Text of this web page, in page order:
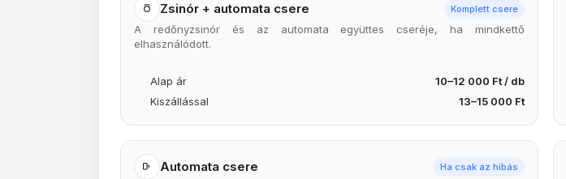
Zsinór + automata csere Komplett csere
A redőnyzsinór és az automata együttes cseréje, ha mindkettő
elhasználódott.
Alap ár
10–12 000 Ft / db
Kiszállással
13–15 000 Ft
Automata csere Ha csak az hibás